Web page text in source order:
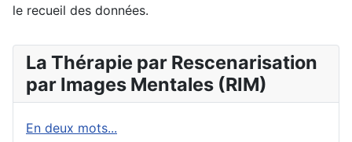
La Thérapie par Rescenarisation
par Images Mentales (RIM)
En deux mots...
le recueil des données.